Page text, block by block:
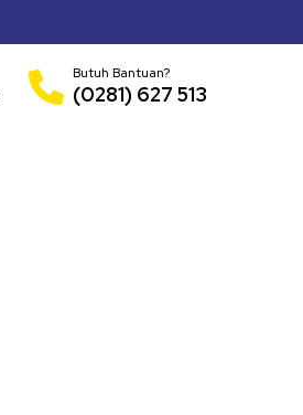
Butuh Bantuan?
(0281) 627 513